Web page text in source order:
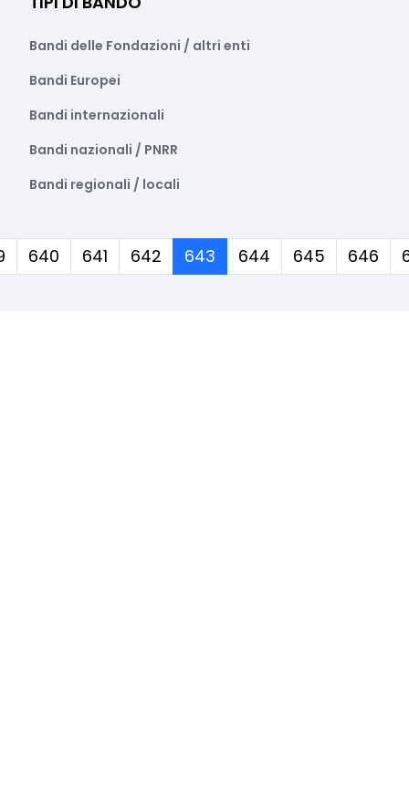
Bandi delle Fondazioni / altri enti
Bandi Europei
Bandi internazionali
Bandi nazionali / PNRR
Bandi regionali / locali
640 641 642 643 (corrente)
644 645 646